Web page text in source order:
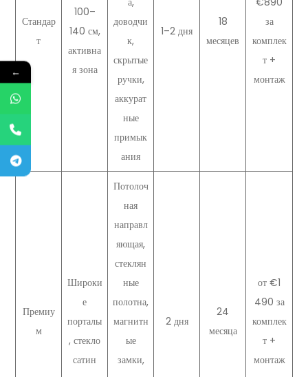
Стандар
т
100–
140 см,
активна
я зона
доводчи
к,
скрытые
ручки,
аккурат
ные
примык
ания
1–2 дня
18
месяцев
за
комплек
т +
монтаж
Премиу
м
Широки
е
порталы
, стекло
сатин
Потолоч
ная
направл
яющая,
стеклян
ные
полотна,
магнитн
ые
замки,
2 дня
24
месяца
от €1
490 за
комплек
т +
монтаж
←